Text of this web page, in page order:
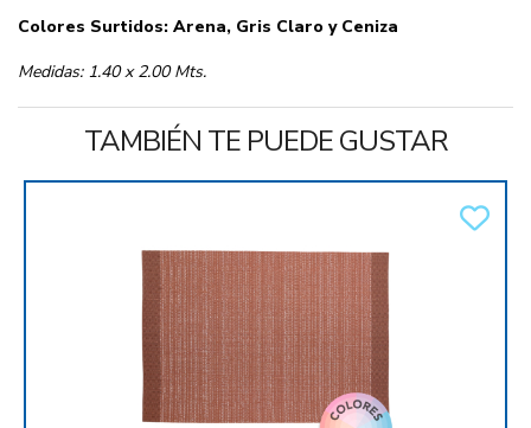
Colores Surtidos: Arena, Gris Claro y Ceniza
Medidas: 1.40 x 2.00 Mts.
TAMBIÉN TE PUEDE GUSTAR